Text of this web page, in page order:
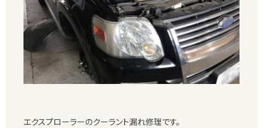
エクスプローラーのクーラント漏れ修理です。